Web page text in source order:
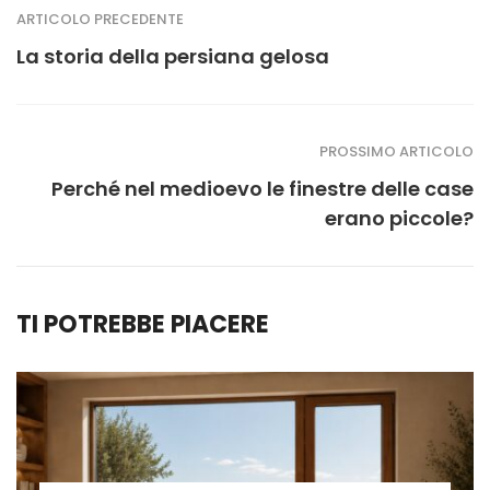
ARTICOLO PRECEDENTE
La storia della persiana gelosa
PROSSIMO ARTICOLO
Perché nel medioevo le finestre delle case
erano piccole?
TI POTREBBE PIACERE